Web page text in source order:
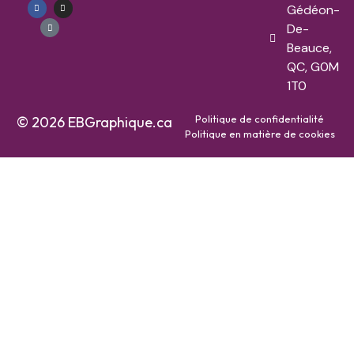
Gédéon-
De-
Beauce,
QC, G0M
1T0
© 2026 EBGraphique.ca
Politique de confidentialité
Politique en matière de cookies